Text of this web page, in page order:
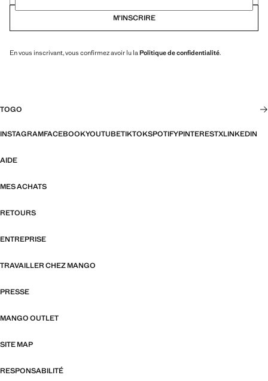
M’INSCRIRE
En vous inscrivant, vous confirmez avoir lu la Politique de confidentialité.
TOGO
INSTAGRAMFACEBOOKYOUTUBETIKTOKSPOTIFYPINTERESTXLINKEDIN
AIDE
MES ACHATS
RETOURS
ENTREPRISE
TRAVAILLER CHEZ MANGO
PRESSE
MANGO OUTLET
SITE MAP
RESPONSABILITÉ